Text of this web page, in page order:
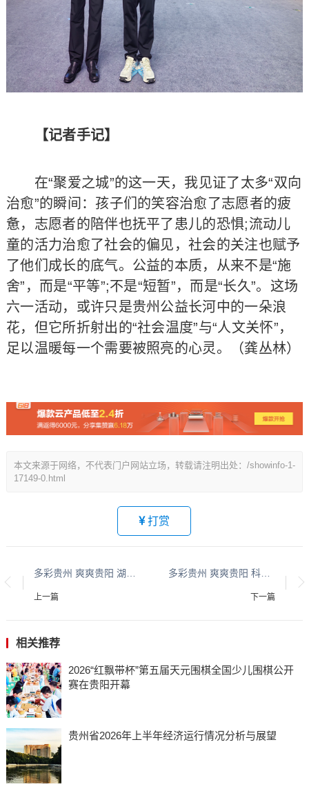
【记者手记】
在“聚爱之城”的这一天，我见证了太多“双向
治愈”的瞬间：孩子们的笑容治愈了志愿者的疲
惫，志愿者的陪伴也抚平了患儿的恐惧;流动儿
童的活力治愈了社会的偏见，社会的关注也赋予
了他们成长的底气。公益的本质，从来不是“施
舍”，而是“平等”;不是“短暂”，而是“长久”。这场
六一活动，或许只是贵州公益长河中的一朵浪
花，但它所折射出的“社会温度”与“人文关怀”，
足以温暖每一个需要被照亮的心灵。（龚丛林）
本文来源于网络，不代表门户网站立场，转载请注明出处：/showinfo-1-
17149-0.html
打赏
上一篇
多彩贵州 爽爽贵阳 科创高新系列报道之二
下一篇
相关推荐
​​​​​​​2026“红飘带杯”第五届天元围棋全国少儿围棋公开
赛在贵阳开幕
贵州省2026年上半年经济运行情况分析与展望